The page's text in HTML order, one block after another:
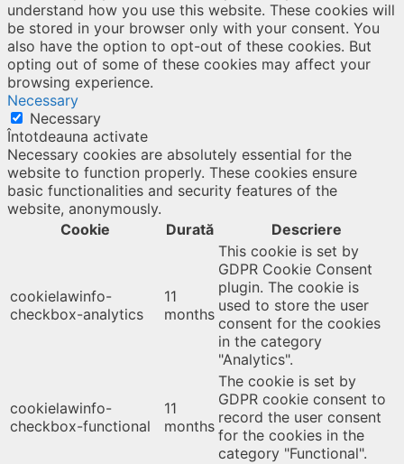
understand how you use this website. These cookies will
be stored in your browser only with your consent. You
also have the option to opt-out of these cookies. But
opting out of some of these cookies may affect your
browsing experience.
Necessary
Necessary
Întotdeauna activate
Necessary cookies are absolutely essential for the
website to function properly. These cookies ensure
basic functionalities and security features of the
website, anonymously.
Cookie
Durată Descriere
cookielawinfo-
checkbox-analytics
11
months
This cookie is set by
GDPR Cookie Consent
plugin. The cookie is
used to store the user
consent for the cookies
in the category
"Analytics".
cookielawinfo-
checkbox-functional
11
months
The cookie is set by
GDPR cookie consent to
record the user consent
for the cookies in the
category "Functional".